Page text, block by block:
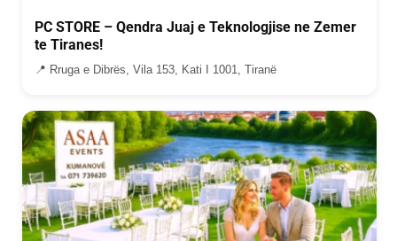
PC STORE – Qendra Juaj e Teknologjise ne Zemer
te Tiranes!
📍 Rruga e Dibrës, Vila 153, Kati I 1001, Tiranë